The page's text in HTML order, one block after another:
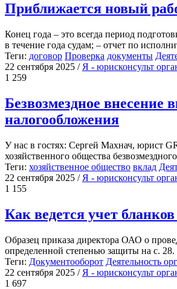
Приближается новый
Конец года – это всегда период
в течение года судам; – отчет по
Теги: договор Проверка документы
22 сентября 2025 / Я - юрисконсульт
1 259
Безвозмездное внесение
налогообложения
У нас в гостях: Сергей Махнач, юрист
хозяйственного общества
Теги: хозяйственное общество вклад
22 сентября 2025 / Я - юрисконсульт
1 155
Как ведется учет
Образец приказа директора ОАО о
определенной степенью защиты на с. 28.
Теги: Документооборот Деятельность
22 сентября 2025 / Я - юрисконсульт
1 697